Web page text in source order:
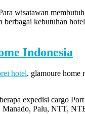
wisatawan
kebutuhan
Indonesia
hotel. glamoure home
expedisi cargo
Palu, NTT,